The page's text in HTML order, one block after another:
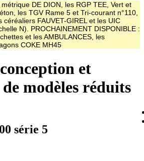
DE DION, les RGP TEE, Vert et
les TGV Rame 5 et Tri-courant n°110,
céréaliers FAUVET-GIREL et les UIC
N). PROCHAINEMENT DISPONIBLE :
et les AMBULANCES, les
COKE MH45
et
modèles réduits
série 5